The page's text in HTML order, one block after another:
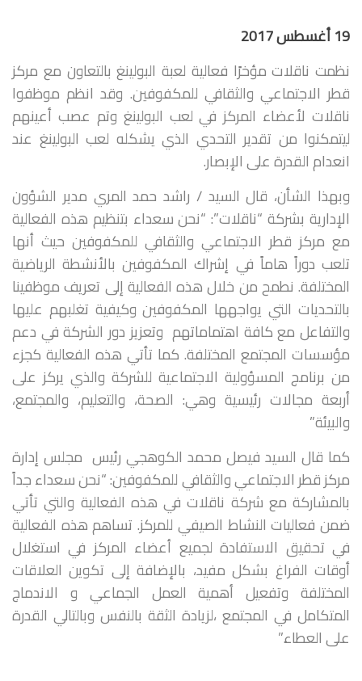
19أغسطس 2017
نظمت ناقلات مؤخرًا فعالية لعبة البولينغ بالتعاون مع مركز
قطر الاجتماعي والثقافي للمكفوفين. وقد انظم موظفوا
ناقلات لأعضاء المركز في لعب البولينغ وتم عصب أعينهم
ليتمكنوا من تقدير التحدي الذي يشكله لعب البولينغ عند
انعدام القدرة على الإبصار.
وبهذا الشأن، قال السيد / راشد حمد المري مدير الشؤون
الإدارية بشركة “ناقلات”: “نحن سعداء بتنظيم هذه الفعالية
مع مركز قطر الاجتماعي والثقافي للمكفوفين حيث أنها
تلعب دوراً هاماً في إشراك المكفوفين بالأنشطة الرياضية
المختلفة. نطمح من خلال هذه الفعالية إلى تعريف موظفينا
بالتحديات التي يواجهها المكفوفين وكيفية تغلبهم عليها
والتفاعل مع كافة اهتماماتهم وتعزيز دور الشركة في دعم
مؤسسات المجتمع المختلفة. كما تأتي هذه الفعالية كجزء
من برنامج المسؤولية الاجتماعية للشركة والذي يركز على
أربعة مجالات رئيسية وهي: الصحة، والتعليم، والمجتمع،
والبيئة”
كما قال السيد فيصل محمد الكوهجي رئيس مجلس إدارة
مركز قطر الاجتماعي والثقافي للمكفوفين: “نحن سعداء جداً
بالمشاركة مع شركة ناقلات في هذه الفعالية والتي تأتي
ضمن فعاليات النشاط الصيفي للمركز. تساهم هذه الفعالية
في تحقيق الاستفادة لجميع أعضاء المركز في استغلال
أوقات الفراغ بشكل مفيد، بالإضافة إلى تكوين العلاقات
المختلفة وتفعيل أهمية العمل الجماعي و الاندماج
المتكامل في المجتمع ،لزيادة الثقة بالنفس وبالتالي القدرة
على العطاء.”